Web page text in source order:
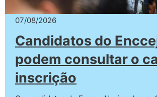
07/08/2026
Candidatos do
podem consultar o
inscrição